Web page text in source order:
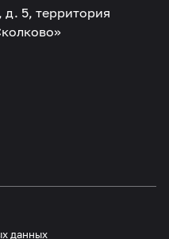
д. 5, территория
данных